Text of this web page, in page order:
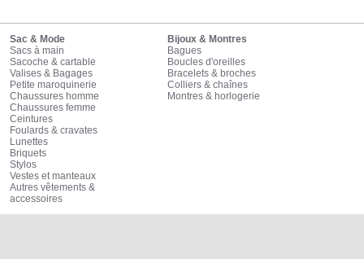
Sac & Mode
Sacs à main
Sacoche & cartable
Valises & Bagages
Petite maroquinerie
Chaussures homme
Chaussures femme
Ceintures
Foulards & cravates
Lunettes
Briquets
Stylos
Vestes et manteaux
Autres vêtements &
accessoires
Bijoux & Montres
Bagues
Boucles d'oreilles
Bracelets & broches
Colliers & chaînes
Montres & horlogerie